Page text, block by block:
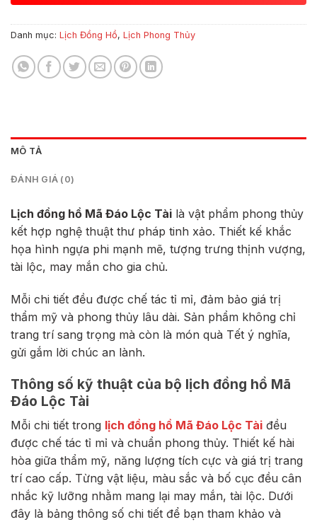
Danh mục: Lịch Đồng Hồ, Lịch Phong Thủy
MÔ TẢ
ĐÁNH GIÁ (0)
Lịch đồng hồ Mã Đáo Lộc Tài là vật phẩm phong thủy
kết hợp nghệ thuật thư pháp tinh xảo. Thiết kế khắc
họa hình ngựa phi mạnh mẽ, tượng trưng thịnh vượng,
tài lộc, may mắn cho gia chủ.
Mỗi chi tiết đều được chế tác tỉ mỉ, đảm bảo giá trị
thẩm mỹ và phong thủy lâu dài. Sản phẩm không chỉ
trang trí sang trọng mà còn là món quà Tết ý nghĩa,
gửi gắm lời chúc an lành.
Thông số kỹ thuật của bộ lịch đồng hồ Mã
Đáo Lộc Tài
Mỗi chi tiết trong lịch đồng hồ Mã Đáo Lộc Tài đều
được chế tác tỉ mỉ và chuẩn phong thủy. Thiết kế hài
hòa giữa thẩm mỹ, năng lượng tích cực và giá trị trang
trí cao cấp. Từng vật liệu, màu sắc và bố cục đều cân
nhắc kỹ lưỡng nhằm mang lại may mắn, tài lộc. Dưới
đây là bảng thông số chi tiết để bạn tham khảo và